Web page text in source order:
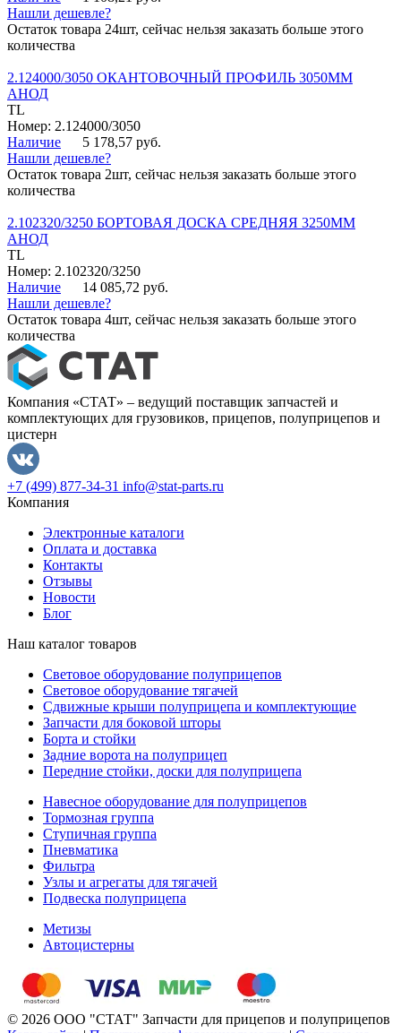
Нашли дешевле?
Остаток товара 24шт, сейчас нельзя заказать больше этого
количества
2.124000/3050 ОКАНТОВОЧНЫЙ ПРОФИЛЬ 3050ММ
АНОД
TL
Номер: 2.124000/3050
Наличие
5 178,57 руб.
Нашли дешевле?
Остаток товара 2шт, сейчас нельзя заказать больше этого
количества
2.102320/3250 БОРТОВАЯ ДОСКА СРЕДНЯЯ 3250ММ
АНОД
TL
Номер: 2.102320/3250
Наличие
14 085,72 руб.
Нашли дешевле?
Остаток товара 4шт, сейчас нельзя заказать больше этого
количества
Компания «СТАТ» – ведущий поставщик запчастей и
комплектующих для грузовиков, прицепов, полуприцепов и
цистерн
+7 (499) 877-34-31 info@stat-parts.ru
Компания
Электронные каталоги
Оплата и доставка
Контакты
Отзывы
Новости
Блог
Наш каталог товаров
Световое оборудование полуприцепов
Световое оборудование тягачей
Сдвижные крыши полуприцепа и комплектующие
Запчасти для боковой шторы
Борта и стойки
Задние ворота на полуприцеп
Передние стойки, доски для полуприцепа
Навесное оборудование для полуприцепов
Тормозная группа
Ступичная группа
Пневматика
Фильтра
Узлы и агрегаты для тягачей
Подвеска полуприцепа
Метизы
Автоцистерны
© 2026 ООО "СТАТ" Запчасти для прицепов и полуприцепов